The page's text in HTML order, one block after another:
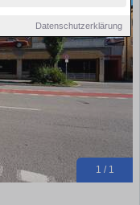
Datenschutzerklärung
1 / 1